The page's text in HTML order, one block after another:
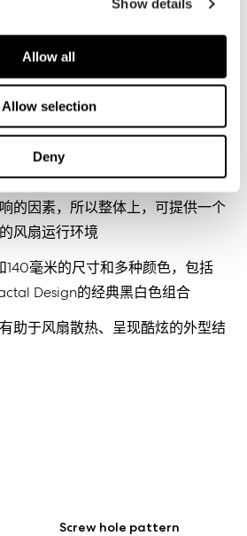
Show details
Allow all
Allow selection
Deny
术引入一种微湍流层，有助于消除
的因素，所以整体上，可提供一个
风扇运行环境
140毫米的尺寸和多种颜色，包括
Design的经典黑白色组合
助于风扇散热、呈现酷炫的外型结
Screw hole pattern